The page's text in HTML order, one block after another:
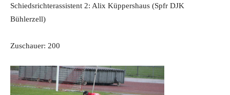
Schiedsrichterassistent 2: Alix Küppershaus (Spfr DJK
Bühlerzell)
Zuschauer: 200